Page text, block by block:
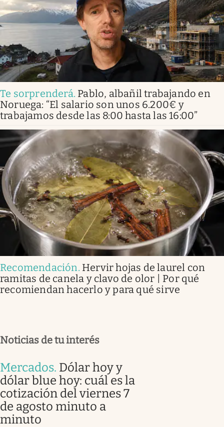
Te sorprenderá. Pablo, albañil trabajando en
Noruega: “El salario son unos 6.200€ y
trabajamos desde las 8:00 hasta las 16:00”
Recomendación. Hervir hojas de laurel con
ramitas de canela y clavo de olor | Por qué
recomiendan hacerlo y para qué sirve
Noticias de tu interés
Mercados. Dólar hoy y
dólar blue hoy: cuál es la
cotización del viernes 7
de agosto minuto a
minuto